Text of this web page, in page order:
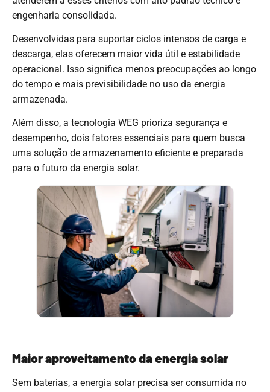
engenharia consolidada.
Desenvolvidas para suportar ciclos intensos de carga e
descarga, elas oferecem maior vida útil e estabilidade
operacional. Isso significa menos preocupações ao longo
do tempo e mais previsibilidade no uso da energia
armazenada.
Além disso, a tecnologia WEG prioriza segurança e
desempenho, dois fatores essenciais para quem busca
uma solução de armazenamento eficiente e preparada
para o futuro da energia solar.
Maior aproveitamento da energia solar
Sem baterias, a energia solar precisa ser consumida no